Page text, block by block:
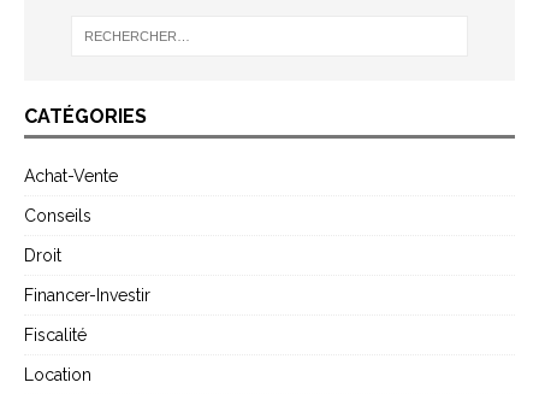
CATÉGORIES
Achat-Vente
Conseils
Droit
Financer-Investir
Fiscalité
Location